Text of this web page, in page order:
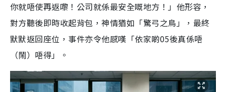
你就唔使再返嚟！公司就係最安全嘅地方！」他形容，
對方聽後即時收起背包，神情猶如「驚弓之鳥」，最終
默默返回座位，事件亦令他感嘆「依家啲05後真係唔
（鬧）唔得」。